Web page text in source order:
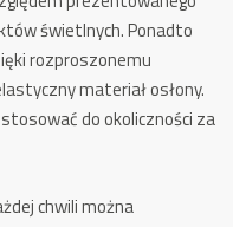
świetlnych.Ponadto
rozproszonemu
materiał osłony.
do okoliczności za
chwili można